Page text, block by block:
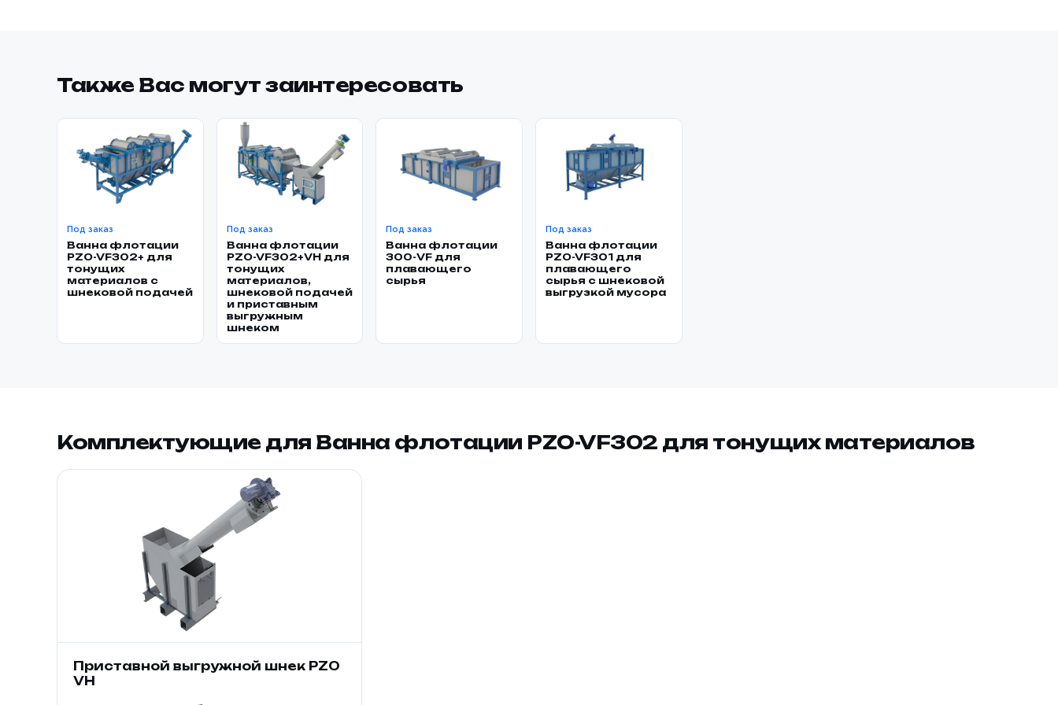
Также Вас могут заинтересовать
Под заказ
Ванна флотации
PZO-VF302+ для
тонущих
материалов с
шнековой подачей
Под заказ
Ванна флотации
PZO-VF302+VH для
тонущих
материалов,
шнековой подачей
и приставным
выгружным
шнеком
Под заказ
Ванна флотации
300-VF для
плавающего
сырья
Под заказ
Ванна флотации
PZO-VF301 для
плавающего
сырья с шнековой
выгрузкой мусора
Комплектующие для Ванна флотации PZO-VF302 для тонущих материалов
Приставной выгружной шнек PZO
VH